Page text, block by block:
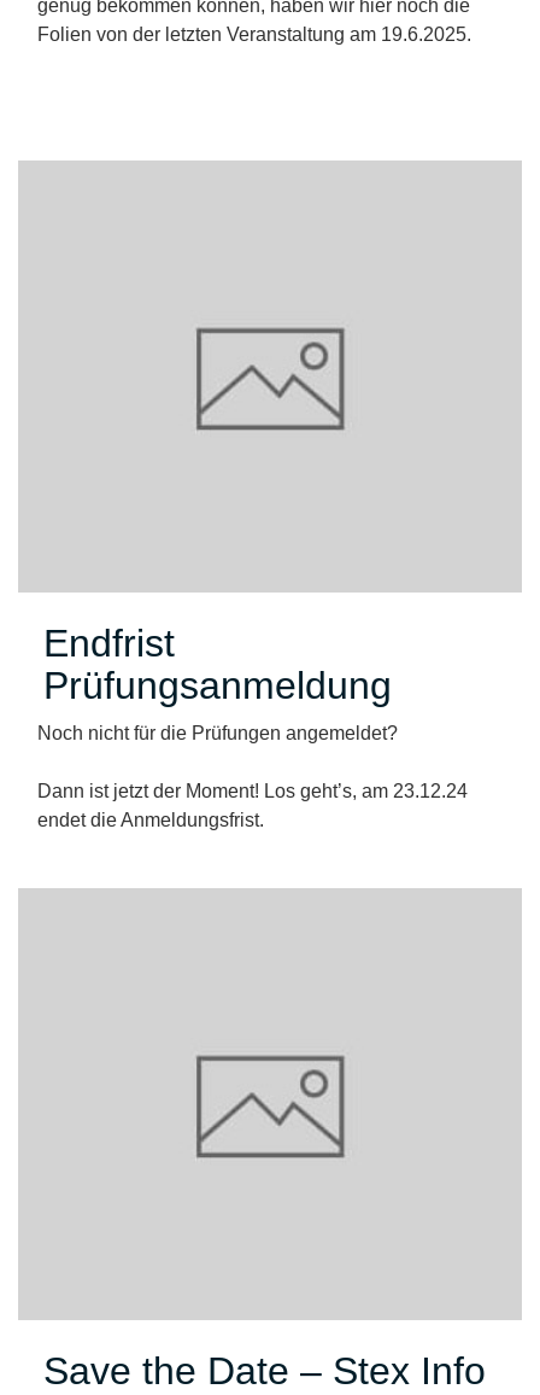
genug bekommen können, haben wir hier noch die
Folien von der letzten Veranstaltung am 19.6.2025.
Endfrist
Prüfungsanmeldung
Noch nicht für die Prüfungen angemeldet?
Dann ist jetzt der Moment! Los geht’s, am 23.12.24
endet die Anmeldungsfrist.
Save the Date – Stex Info